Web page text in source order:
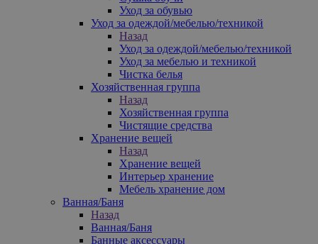
Уход за обувью
Уход за одеждой/мебелью/техникой
Назад
Уход за одеждой/мебелью/техникой
Уход за мебелью и техникой
Чистка белья
Хозяйственная группа
Назад
Хозяйственная группа
Чистящие средства
Хранение вещей
Назад
Хранение вещей
Интерьер хранение
Мебель хранение дом
Ванная/Баня
Назад
Ванная/Баня
Банные аксессуары